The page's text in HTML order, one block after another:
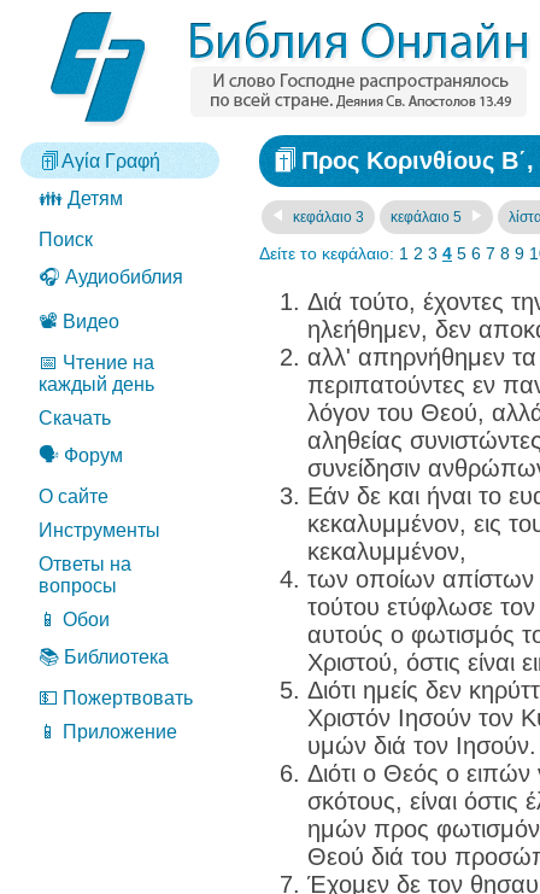
Αγία Γραφή
👪 Детям
Поиск
🎧 Аудиобиблия
📽️ Видео
📅 Чтение на
каждый день
Скачать
🗣️ Форум
О сайте
Инструменты
Ответы на
вопросы
📱 Обои
📚 Библиотека
💵 Пожертвовать
📱 Приложение
Προς Κορινθίους
κεφάλαιο 3 κεφάλαιο 5
Δείτε το κεφάλαιο: 1 2 3 4 5 6 7 8 9
Διά τούτο, έχοντες
ηλεήθημεν, δεν
αλλ' απηρνήθημεν
περιπατούντες εν
λόγον του Θεού,
αληθείας
συνείδησιν
Εάν δε και ήναι το
κεκαλυμμένον, εις
κεκαλυμμένον,
των οποίων
τούτου ετύφλωσε
αυτούς ο φωτισμός
Χριστού, όστις είναι
Διότι ημείς δεν
Χριστόν Ιησούν τον
υμών διά τον Ιησούν.
Διότι ο Θεός ο
σκότους, είναι όστις
ημών προς
Θεού διά του
Έχομεν δε τον